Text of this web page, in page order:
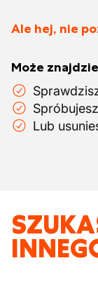
Ale hej, nie
Może
Lub